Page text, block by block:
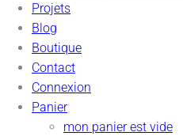
Projets
Blog
Boutique
Contact
Connexion
Panier
mon panier est vide